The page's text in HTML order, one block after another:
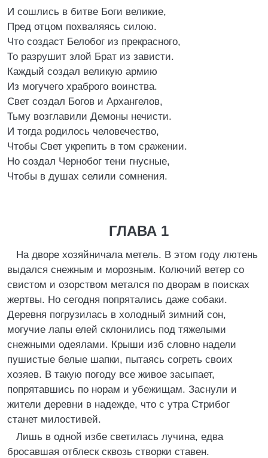
И сошлись в битве Боги великие,
Пред отцом похваляясь силою.
Что создаст Белобог из прекрасного,
То разрушит злой Брат из зависти.
Каждый создал великую армию
Из могучего храброго воинства.
Свет создал Богов и Архангелов,
Тьму возглавили Демоны нечисти.
И тогда родилось человечество,
Чтобы Свет укрепить в том сражении.
Но создал Чернобог тени гнусные,
Чтобы в душах селили сомнения.
ГЛАВА 1
На дворе хозяйничала метель. В этом году лютень
выдался снежным и морозным. Колючий ветер со
свистом и озорством метался по дворам в поисках
жертвы. Но сегодня попрятались даже собаки.
Деревня погрузилась в холодный зимний сон,
могучие лапы елей склонились под тяжелыми
снежными одеялами. Крыши изб словно надели
пушистые белые шапки, пытаясь согреть своих
хозяев. В такую погоду все живое засыпает,
попрятавшись по норам и убежищам. Заснули и
жители деревни в надежде, что с утра Стрибог
станет милостивей.
Лишь в одной избе светилась лучина, едва
бросавшая отблеск сквозь створки ставен.